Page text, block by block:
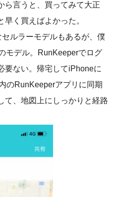
ら言うと、買ってみて大正
く買えばよかった。
ルラーモデルもあるが、僕
モデル。RunKeeperでログ
要ない。帰宅してiPhoneに
のRunKeeperアプリに同期
て、地図上にしっかりと経路